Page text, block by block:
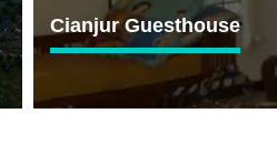
Cianjur Guesthouse